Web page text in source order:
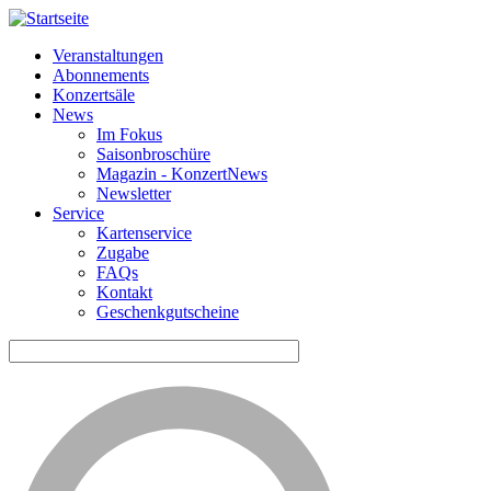
Horizontale
Navigation
Veranstaltungen
Abonnements
Konzertsäle
News
Im Fokus
Saisonbroschüre
Magazin - KonzertNews
Newsletter
Service
Kartenservice
Zugabe
FAQs
Kontakt
Geschenkgutscheine